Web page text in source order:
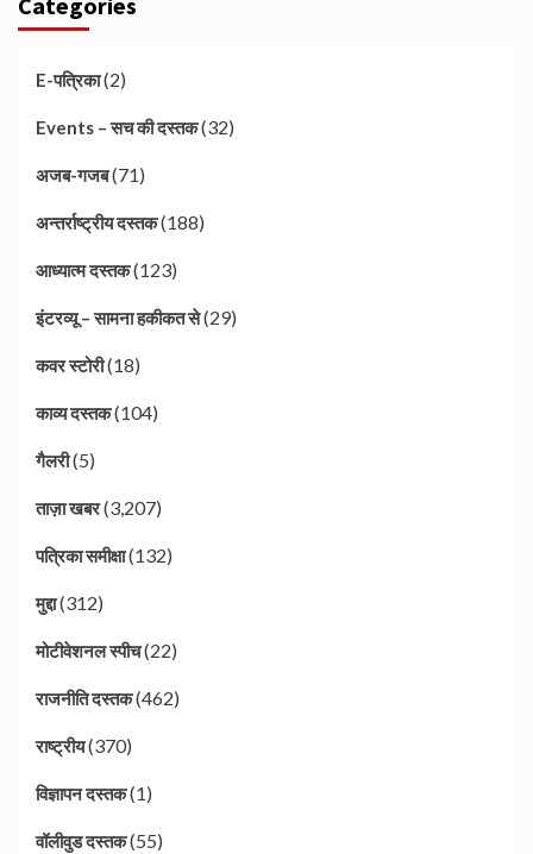
E-पत्रिका(2)
Events – सच की दस्तक(32)
अजब-गजब(71)
अन्तर्राष्ट्रीय दस्तक(188)
आध्यात्म दस्तक(123)
इंटरव्यू – सामना हकीकत से(29)
कवर स्टोरी(18)
काव्य दस्तक(104)
गैलरी(5)
ताज़ा खबर(3,207)
पत्रिका समीक्षा(132)
मुद्दा(312)
मोटीवेशनल स्पीच(22)
राजनीति दस्तक(462)
राष्ट्रीय(370)
विज्ञापन दस्तक(1)
वॉलीवुड दस्तक(55)